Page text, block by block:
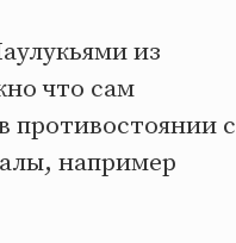
из
что сам
противостоянии с
например